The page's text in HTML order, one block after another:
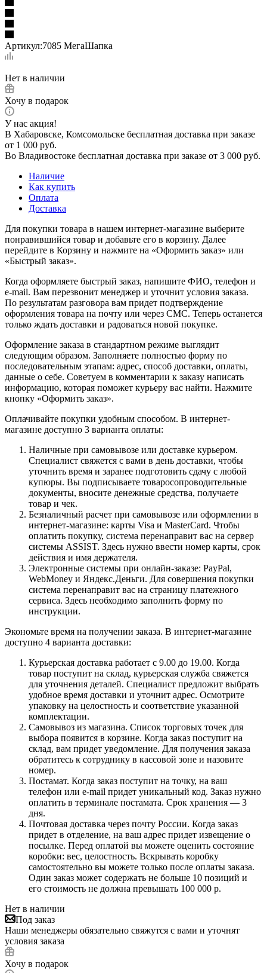
Артикул:7085 МегаШапка
Нет в наличии
Хочу в подарок
У нас акция!
В Хабаровске, Комсомольске бесплатная доставка при заказе
от 1 000 руб.
Во Владивостоке бесплатная доставка при заказе от 3 000 руб.
Наличие
Как купить
Оплата
Доставка
Для покупки товара в нашем интернет-магазине выберите
понравившийся товар и добавьте его в корзину. Далее
перейдите в Корзину и нажмите на «Оформить заказ» или
«Быстрый заказ».
Когда оформляете быстрый заказ, напишите ФИО, телефон и
e-mail. Вам перезвонит менеджер и уточнит условия заказа.
По результатам разговора вам придет подтверждение
оформления товара на почту или через СМС. Теперь останется
только ждать доставки и радоваться новой покупке.
Оформление заказа в стандартном режиме выглядит
следующим образом. Заполняете полностью форму по
последовательным этапам: адрес, способ доставки, оплаты,
данные о себе. Советуем в комментарии к заказу написать
информацию, которая поможет курьеру вас найти. Нажмите
кнопку «Оформить заказ».
Оплачивайте покупки удобным способом. В интернет-
магазине доступно 3 варианта оплаты:
Наличные при самовывозе или доставке курьером.
Специалист свяжется с вами в день доставки, чтобы
уточнить время и заранее подготовить сдачу с любой
купюры. Вы подписываете товаросопроводительные
документы, вносите денежные средства, получаете
товар и чек.
Безналичный расчет при самовывозе или оформлении в
интернет-магазине: карты Visa и MasterCard. Чтобы
оплатить покупку, система перенаправит вас на сервер
системы ASSIST. Здесь нужно ввести номер карты, срок
действия и имя держателя.
Электронные системы при онлайн-заказе: PayPal,
WebMoney и Яндекс.Деньги. Для совершения покупки
система перенаправит вас на страницу платежного
сервиса. Здесь необходимо заполнить форму по
инструкции.
Экономьте время на получении заказа. В интернет-магазине
доступно 4 варианта доставки:
Курьерская доставка работает с 9.00 до 19.00. Когда
товар поступит на склад, курьерская служба свяжется
для уточнения деталей. Специалист предложит выбрать
удобное время доставки и уточнит адрес. Осмотрите
упаковку на целостность и соответствие указанной
комплектации.
Самовывоз из магазина. Список торговых точек для
выбора появится в корзине. Когда заказ поступит на
склад, вам придет уведомление. Для получения заказа
обратитесь к сотруднику в кассовой зоне и назовите
номер.
Постамат. Когда заказ поступит на точку, на ваш
телефон или e-mail придет уникальный код. Заказ нужно
оплатить в терминале постамата. Срок хранения — 3
дня.
Почтовая доставка через почту России. Когда заказ
придет в отделение, на ваш адрес придет извещение о
посылке. Перед оплатой вы можете оценить состояние
коробки: вес, целостность. Вскрывать коробку
самостоятельно вы можете только после оплаты заказа.
Один заказ может содержать не больше 10 позиций и
его стоимость не должна превышать 100 000 р.
Нет в наличии
Под заказ
Наши менеджеры обязательно свяжутся с вами и уточнят
условия заказа
Хочу в подарок